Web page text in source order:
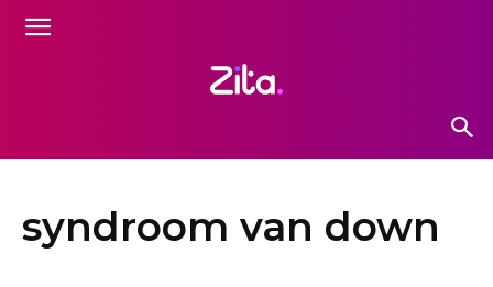
syndroom van down